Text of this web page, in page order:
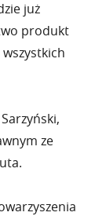
już
produkt
ze